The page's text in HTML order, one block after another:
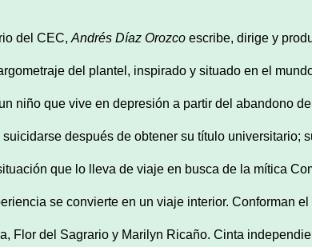
del CEC, Andrés Díaz Orozco escribe, dirige y
del plantel, inspirado y situado en el
niño que vive en depresión a partir del abandono
después de obtener su título universitario;
que lo lleva de viaje en busca de la mítica
se convierte en un viaje interior. Conforman el
Flor del Sagrario y Marilyn Ricaño. Cinta